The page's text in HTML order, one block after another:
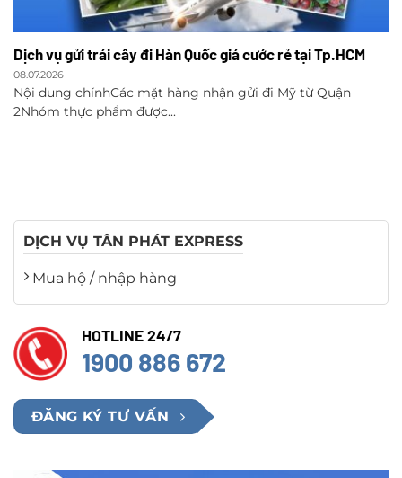
Dịch vụ gửi trái cây đi Hàn Quốc giá cước rẻ tại Tp.HCM
08.07.2026
Nội dung chínhCác mặt hàng nhận gửi đi Mỹ từ Quận
2Nhóm thực phẩm được...
DỊCH VỤ TÂN PHÁT EXPRESS
Mua hộ / nhập hàng
HOTLINE 24/7
1900 886 672
ĐĂNG KÝ TƯ VẤN